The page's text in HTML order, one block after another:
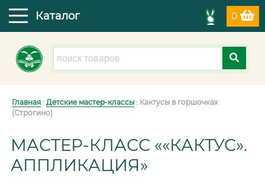
0
Каталог
Главная : Детские мастер-классы : Кактусы в горшочках
(Строгино)
МАСТЕР-КЛАСС ««КАКТУС».
АППЛИКАЦИЯ»